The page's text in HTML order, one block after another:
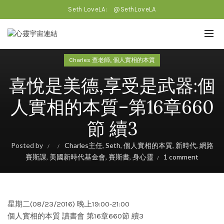
Seth LoveLA: @SethLoveLA
Charles 查老師, 個人實相的本質
喜悅是美德,享受是武器:個
人實相的本質–第16章660
節 續3
Posted by Charles主任, Seth, 個人實相的本質, 新時代, 網路
賽斯課, 美國新時代基金會, 賽斯書, 身心靈 1 comment
星期二(08/23/2016) 晚上19:00-21:00
個人實相的本質 讀書會 第16章660節 續3